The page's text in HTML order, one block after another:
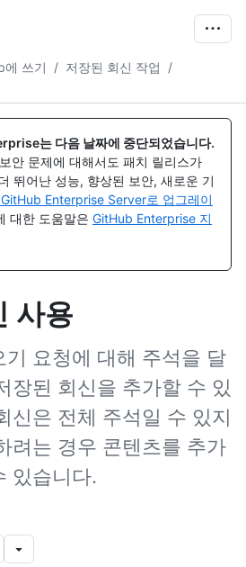
에 쓰기 / 저장된 회신 작업
/
는 다음 날짜에 중단되었습니다.
안 문제에 대해서도 패치 릴리스가
뛰어난 성능, 향상된 보안, 새로운 기
Enterprise Server로 업그레이
대한 도움말은 GitHub Enterprise 지
사용
기 요청에 대해 주석을 달
장된 회신을 추가할 수 있
신은 전체 주석일 수 있지
려는 경우 콘텐츠를 추가
있습니다.